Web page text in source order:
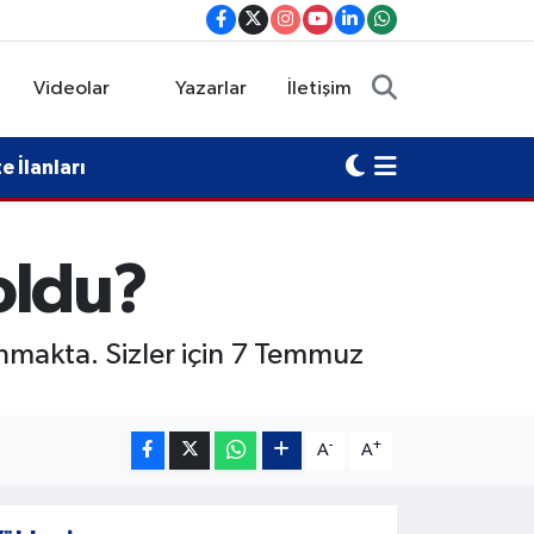
Videolar Yazarlar İletişim
İlanları
Sizler için 7 Temmuz
A- A+